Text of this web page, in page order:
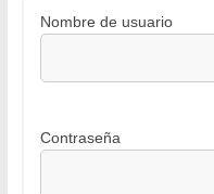
Nombre de usuario
Contraseña